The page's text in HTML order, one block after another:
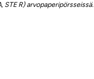
STE R) arvopaperipörsseissä.